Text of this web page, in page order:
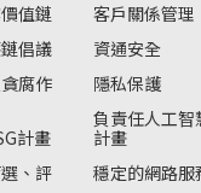
值鏈
倡議
腐作
計畫
、評
客戶關係管理
資通安全
隱私保護
負責任人工智
計畫
穩定的網路服